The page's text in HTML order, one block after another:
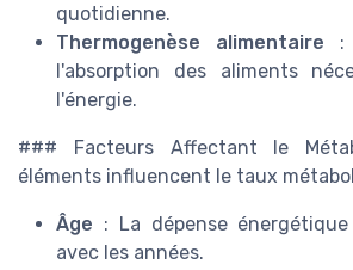
quotidienne.
Thermogenèse alimentaire :
l'absorption des aliments
l'énergie.
### Facteurs Affectant le
éléments influencent le taux
Âge : La dépense
avec les années.